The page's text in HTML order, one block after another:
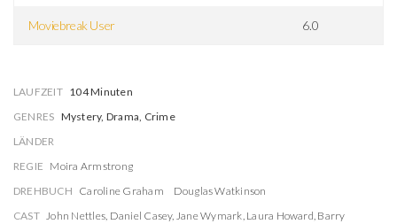
Moviebreak User 6.0
LAUFZEIT 104 Minuten
GENRES Mystery, Drama, Crime
LÄNDER
REGIE Moira Armstrong
DREHBUCH Caroline Graham
Douglas Watkinson
CAST John Nettles, Daniel Casey, Jane Wymark, Laura Howard, Barry